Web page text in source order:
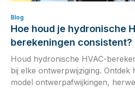
Blog
Hoe houd je hydronische
berekeningen consistent?
Houd hydronische HVAC-
bij elke ontwerpwijziging. Ontdek
model ontwerpafwijkingen,